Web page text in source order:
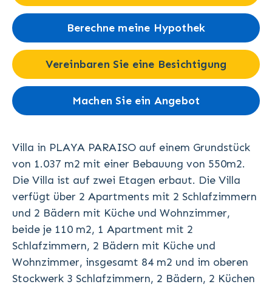
Berechne meine Hypothek
Vereinbaren Sie eine Besichtigung
Machen Sie ein Angebot
Villa in PLAYA PARAISO auf einem Grundstück
von 1.037 m2 mit einer Bebauung von 550m2.
Die Villa ist auf zwei Etagen erbaut. Die Villa
verfügt über 2 Apartments mit 2 Schlafzimmern
und 2 Bädern mit Küche und Wohnzimmer,
beide je 110 m2, 1 Apartment mit 2
Schlafzimmern, 2 Bädern mit Küche und
Wohnzimmer, insgesamt 84 m2 und im oberen
Stockwerk 3 Schlafzimmern, 2 Bädern, 2 Küchen